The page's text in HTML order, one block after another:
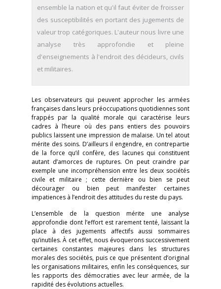
ensemble la nation et qu'il faut éviter de froisser
des susceptibilités en portant des jugements de
valeur trop catégoriques. L'auteur nous livre une
analyse très approfondie et pleine
d'enseignements à l'endroit des décideurs, civils
et militaires.
Les observateurs qui peuvent approcher les armées
françaises dans leurs préoccupations quotidiennes sont
frappés par la qualité morale qui caractérise leurs
cadres à l’heure où des pans entiers des pouvoirs
publics laissent une impression de malaise. Un tel atout
mérite des soins. D’ailleurs il engendre, en contrepartie
de la force qu’il confère, des lacunes qui constituent
autant d’amorces de ruptures. On peut craindre par
exemple une incompréhension entre les deux sociétés
civile et militaire ; cette dernière ou bien se peut
décourager ou bien peut manifester certaines
impatiences à l’endroit des attitudes du reste du pays.
L’ensemble de la question mérite une analyse
approfondie dont l’effort est rarement tenté, laissant la
place à des jugements affectifs aussi sommaires
qu’inutiles. À cet effet, nous évoquerons successivement
certaines constantes majeures dans les structures
morales des sociétés, puis ce que présentent d’original
les organisations militaires, enfin les conséquences, sur
les rapports des démocraties avec leur armée, de la
rapidité des évolutions actuelles.